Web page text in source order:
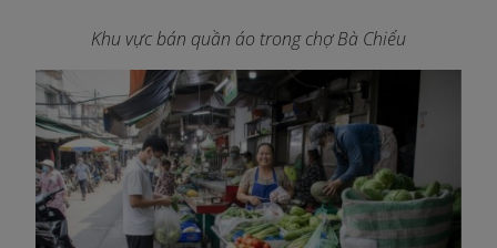
Khu vực bán quần áo trong chợ Bà Chiểu